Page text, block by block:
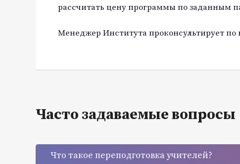
рассчитать цену программы по заданным
Менеджер Института проконсультирует
Часто задаваемые вопросы
Что такое переподготовка учителей?